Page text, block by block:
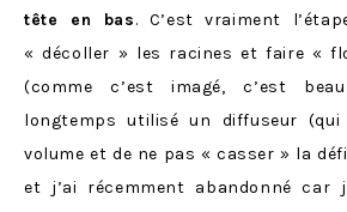
tête en bas. C’est vraiment
« décoller » les racines et faire «
(comme c’est imagé, c’est
longtemps utilisé un diffuseur (qui
volume et de ne pas « casser » la
et j’ai récemment abandonné car